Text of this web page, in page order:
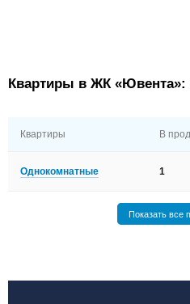
Квартиры в ЖК «Ювента»:
Квартиры В
Однокомнатные 1
Показать все